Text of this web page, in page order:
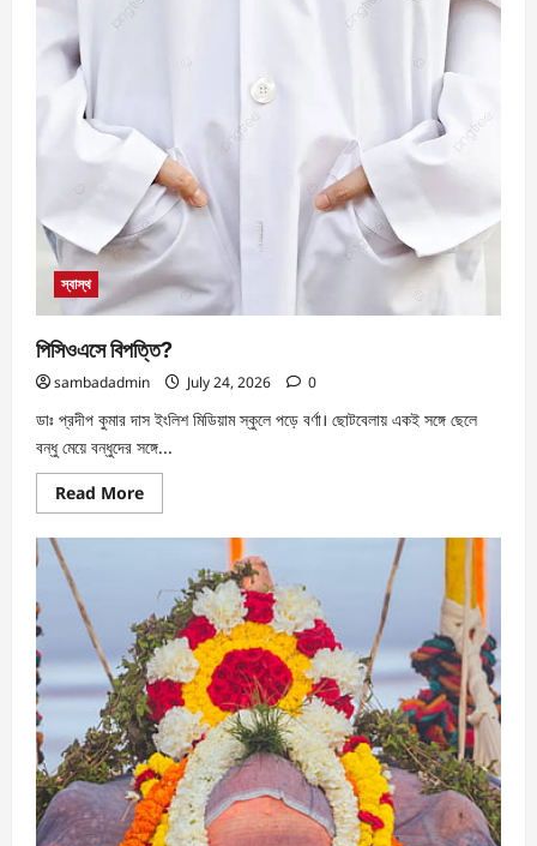
স্বাস্থ
পিসিওএসে বিপত্তি?
sambadadmin July 24, 2026 0
ডাঃ প্রদীপ কুমার দাস ইংলিশ মিডিয়াম স্কুলে পড়ে বর্ণা। ছোটবেলায় একই সঙ্গে ছেলে
বন্ধু মেয়ে বন্ধুদের সঙ্গে...
Read More